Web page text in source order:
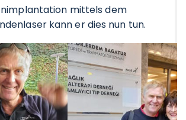
mittels dem
kann er dies nun tun.